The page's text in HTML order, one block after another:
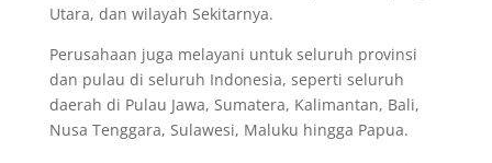
Utara, dan wilayah Sekitarnya.
Perusahaan juga melayani untuk seluruh provinsi
dan pulau di seluruh Indonesia, seperti seluruh
daerah di Pulau Jawa, Sumatera, Kalimantan, Bali,
Nusa Tenggara, Sulawesi, Maluku hingga Papua.